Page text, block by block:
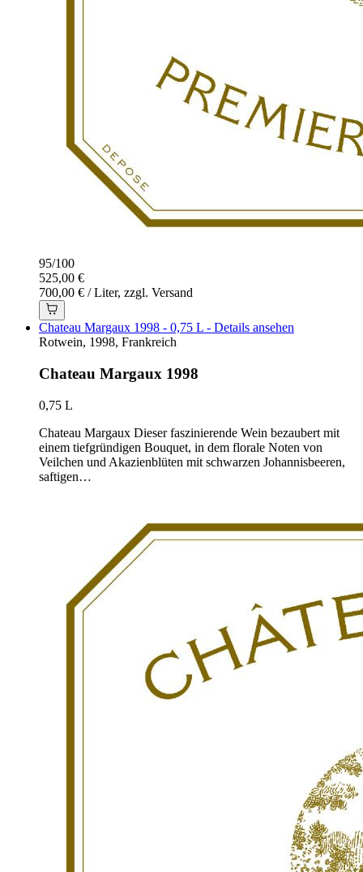
95/100
525,00 €
700,00 € / Liter, zzgl. Versand
Chateau Margaux 1998 - 0,75 L - Details ansehen
Rotwein, 1998, Frankreich
Chateau Margaux 1998
0,75 L
Chateau Margaux Dieser faszinierende Wein bezaubert mit
einem tiefgründigen Bouquet, in dem florale Noten von
Veilchen und Akazienblüten mit schwarzen Johannisbeeren,
saftigen…